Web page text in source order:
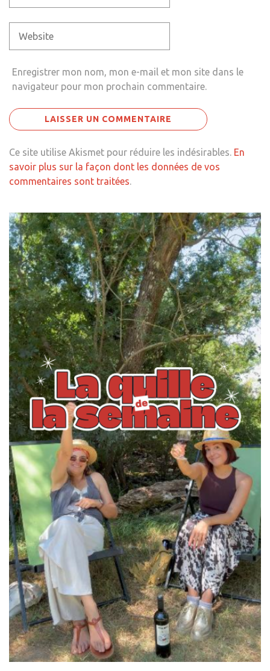
Enregistrer mon nom, mon e-mail et mon site dans le
navigateur pour mon prochain commentaire.
Ce site utilise Akismet pour réduire les indésirables. En
savoir plus sur la façon dont les données de vos
commentaires sont traitées.